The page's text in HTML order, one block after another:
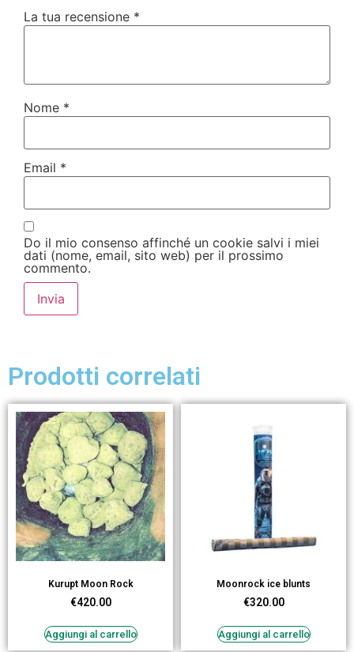
La tua recensione *
Nome *
Email *
Do il mio consenso affinché un cookie salvi i miei
dati (nome, email, sito web) per il prossimo
commento.
Prodotti correlati
Kurupt Moon Rock
€420.00
Aggiungi al carrello
Moonrock ice blunts
€320.00
Aggiungi al carrello